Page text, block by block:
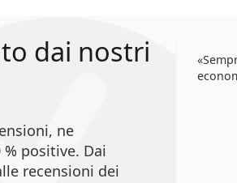
dai nostri
ne
positive. Dai
recensioni dei